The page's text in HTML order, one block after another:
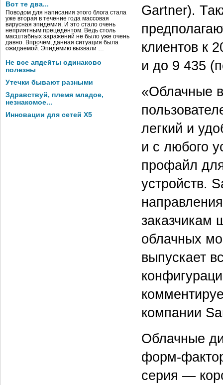
Вот те два...
Поводом для написания этого блога стала
уже вторая в течение года массовая
вирусная эпидемия. И это стало очень
неприятным прецедентом. Ведь столь
масштабных заражений не было уже очень
давно. Впрочем, данная ситуация была
ожидаемой. Эпидемию вызвали …
Не все апдейты одинаково
полезны
Утечки бывают разными
Здравствуй, племя младое,
незнакомое...
Инновации для сетей X5
Gartner).
клиентов к
и до 9 435
«Облачные
легкий и
и с любого
профайл
устройств.
заказчикам
облачных
выпускает
компании
Облачные
форм-
серия —